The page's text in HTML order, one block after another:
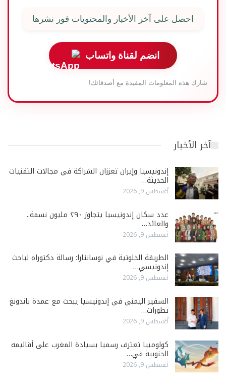
احصل على آخر الأخبار والمحتويات فور نشرها
انضم لقناة واتساب
شارك هذه المعلومات المفيدة مع أصدقائك!
آخر الأخبار
إندونيسيا وإيران تعززان الشراكة في مجالات التقنيات
الحديثة…
أغسطس 9, 2026
عدد سكان إندونيسيا يتجاوز ٢٩٠ مليون نسمة..
والعائد…
أغسطس 9, 2026
الطريقة الخلوتية في نوسانتارا: رسالة دكتوراه لباحث
إندونيسي…
أغسطس 9, 2026
السفير اليمني في إندونيسيا يبحث مع عمدة باندونغ
تطورات…
أغسطس 9, 2026
كولومبيا تعترف رسميا بسيادة المغرب على أقاليمه
الجنوبية في…
أغسطس 9, 2026